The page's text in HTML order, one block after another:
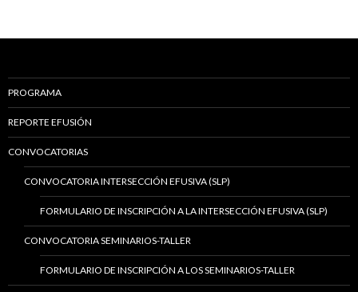
PROGRAMA
REPORTE EFUSIÓN
CONVOCATORIAS
CONVOCATORIA INTERSECCIÓN EFUSIVA (SLP)
FORMULARIO DE INSCRIPCIÓN A LA INTERSECCIÓN EFUSIVA (SLP)
CONVOCATORIA SEMINARIOS-TALLER
FORMULARIO DE INSCRIPCIÓN A LOS SEMINARIOS-TALLER